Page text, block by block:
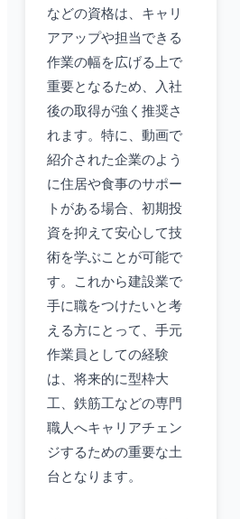
などの資格は、キャリ
アアップや担当できる
作業の幅を広げる上で
重要となるため、入社
後の取得が強く推奨さ
れます。特に、動画で
紹介された企業のよう
に住居や食事のサポー
トがある場合、初期投
資を抑えて安心して技
術を学ぶことが可能で
す。これから建設業で
手に職をつけたいと考
える方にとって、手元
作業員としての経験
は、将来的に型枠大
工、鉄筋工などの専門
職人へキャリアチェン
ジするための重要な土
台となります。